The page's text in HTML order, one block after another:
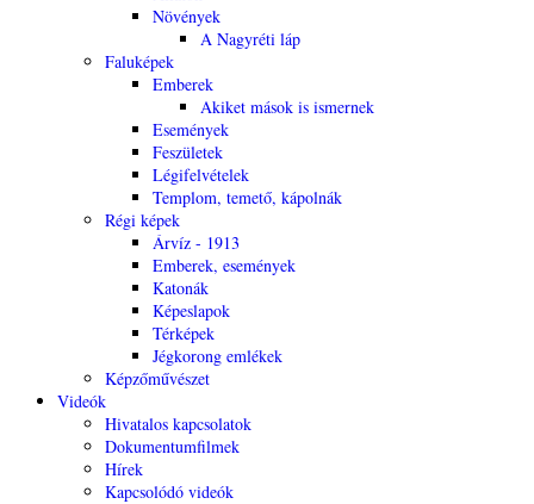
Növények
A Nagyréti láp
Faluképek
Emberek
Akiket mások is ismernek
Események
Feszületek
Légifelvételek
Templom, temető, kápolnák
Régi képek
Árvíz - 1913
Emberek, események
Katonák
Képeslapok
Térképek
Jégkorong emlékek
Képzőművészet
Videók
Hivatalos kapcsolatok
Dokumentumfilmek
Hírek
Kapcsolódó videók